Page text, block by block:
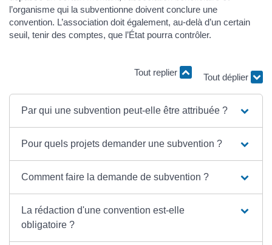
l’organisme qui la subventionne doivent conclure une
convention. L’association doit également, au-delà d’un certain
seuil, tenir des comptes, que l’État pourra contrôler.
Tout replier
Tout déplier
Par qui une subvention peut-elle être attribuée ?
Pour quels projets demander une subvention ?
Comment faire la demande de subvention ?
La rédaction d'une convention est-elle
obligatoire ?